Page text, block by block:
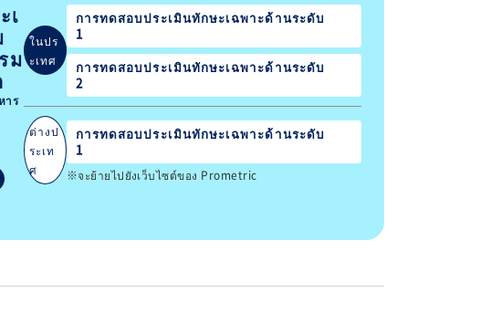
เ
ม
าร
ในปร
ะเทศ
การทดสอบประเมินทักษะเฉพาะด้านระดับ
1
การทดสอบประเมินทักษะเฉพาะด้านระดับ
2
ต่างป
ระเท
ศ
การทดสอบประเมินทักษะเฉพาะด้านระดับ
1
※จะย้ายไปยังเว็บไซต์ของ Prometric